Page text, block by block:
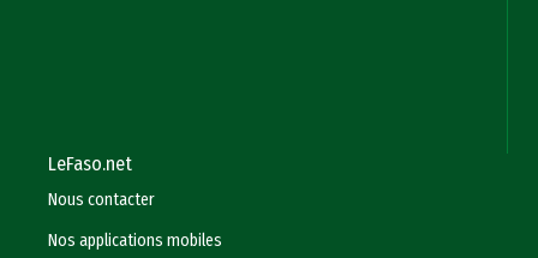
LeFaso.net
Nous contacter
Nos applications mobiles